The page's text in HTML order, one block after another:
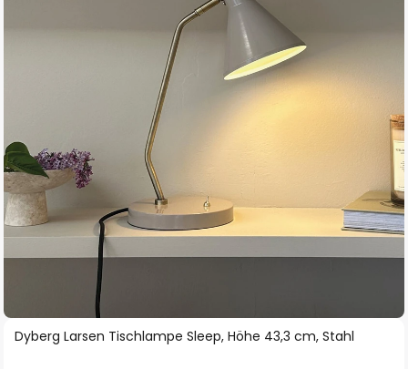
Zum
Anfang
Dyberg Larsen Tischlampe Sleep, Höhe 43,3 cm, Stahl